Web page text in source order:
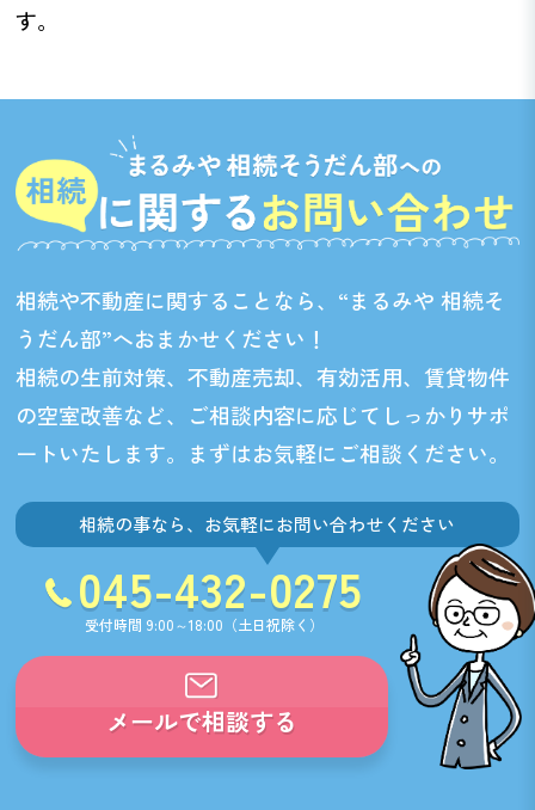
す。
相続や不動産に関することなら、“まるみや 相続そ
うだん部”へおまかせください！
相続の生前対策、不動産売却、有効活用、賃貸物件
の空室改善など、 ご相談内容に応じてしっかりサポ
ートいたします。まずはお気軽にご相談ください。
相続の事なら、お気軽にお問い合わせください
045-432-0275
受付時間 9:00～18:00（土日祝除く）
メールで相談する